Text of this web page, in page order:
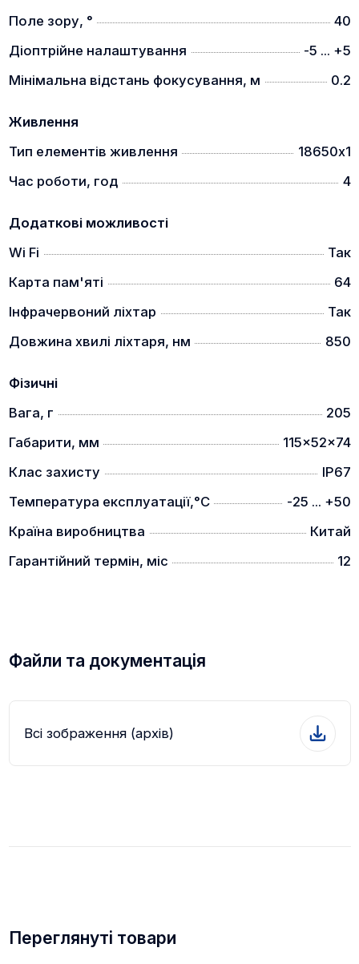
Поле зору, °
40
Діоптрійне налаштування
-5 ... +5
Мінімальна відстань фокусування, м
0.2
Живлення
Тип елементів живлення
18650х1
Час роботи, год
4
Додаткові можливості
Wi Fi
Так
Карта пам'яті
64
Інфрачервоний ліхтар
Так
Довжина хвилі ліхтаря, нм
850
Фізичні
Вага, г
205
Габарити, мм
115x52x74
Клас захисту
IP67
Температура експлуатації,°C
-25 ... +50
Країна виробництва
Китай
Гарантійний термін, міс
12
Файли та документація
Всі зображення (архів)
Переглянуті товари